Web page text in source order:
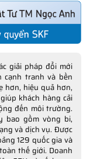
giải pháp đổi mới
tranh và bền
hơn, hiệu quả hơn,
khách hàng cải
đến môi trường.
bao gồm vòng bi,
và dịch vụ. Được
129 quốc gia và
thế giới. Doanh